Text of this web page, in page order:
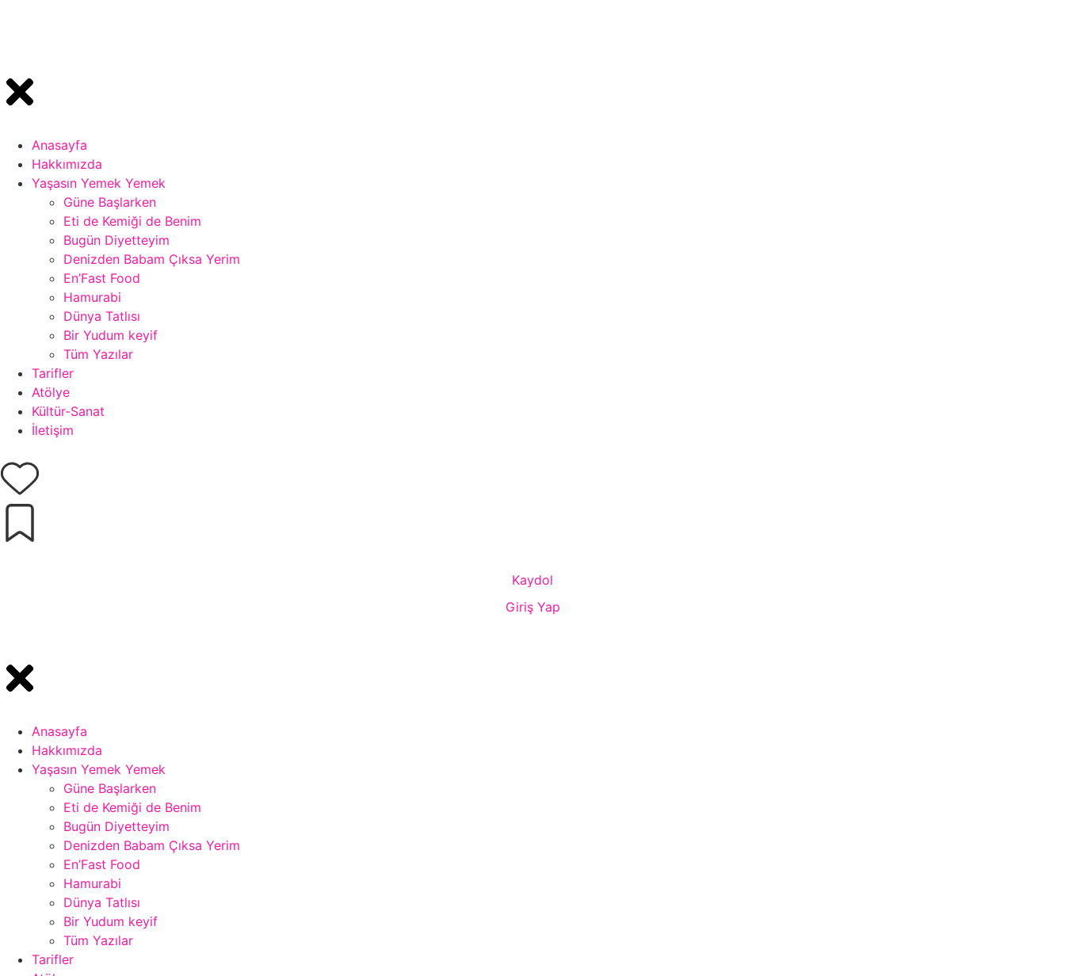
Anasayfa
Hakkımızda
Yaşasın Yemek Yemek
Güne Başlarken
Eti de Kemiği de Benim
Bugün Diyetteyim
Denizden Babam Çıksa Yerim
En’Fast Food
Hamurabi
Dünya Tatlısı
Bir Yudum keyif
Tüm Yazılar
Tarifler
Atölye
Kültür-Sanat
İletişim
Kaydol
Giriş Yap
Anasayfa
Hakkımızda
Yaşasın Yemek Yemek
Güne Başlarken
Eti de Kemiği de Benim
Bugün Diyetteyim
Denizden Babam Çıksa Yerim
En’Fast Food
Hamurabi
Dünya Tatlısı
Bir Yudum keyif
Tüm Yazılar
Tarifler